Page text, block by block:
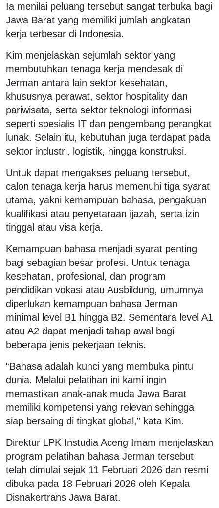
Ia menilai peluang tersebut sangat terbuka bagi
Jawa Barat yang memiliki jumlah angkatan
kerja terbesar di Indonesia.
Kim menjelaskan sejumlah sektor yang
membutuhkan tenaga kerja mendesak di
Jerman antara lain sektor kesehatan,
khususnya perawat, sektor hospitality dan
pariwisata, serta sektor teknologi informasi
seperti spesialis IT dan pengembang perangkat
lunak. Selain itu, kebutuhan juga terdapat pada
sektor industri, logistik, hingga konstruksi.
Untuk dapat mengakses peluang tersebut,
calon tenaga kerja harus memenuhi tiga syarat
utama, yakni kemampuan bahasa, pengakuan
kualifikasi atau penyetaraan ijazah, serta izin
tinggal atau visa kerja.
Kemampuan bahasa menjadi syarat penting
bagi sebagian besar profesi. Untuk tenaga
kesehatan, profesional, dan program
pendidikan vokasi atau Ausbildung, umumnya
diperlukan kemampuan bahasa Jerman
minimal level B1 hingga B2. Sementara level A1
atau A2 dapat menjadi tahap awal bagi
beberapa jenis pekerjaan teknis.
“Bahasa adalah kunci yang membuka pintu
dunia. Melalui pelatihan ini kami ingin
memastikan anak-anak muda Jawa Barat
memiliki kompetensi yang relevan sehingga
siap bersaing di tingkat global,” kata Kim.
Direktur LPK Instudia Aceng Imam menjelaskan
program pelatihan bahasa Jerman tersebut
telah dimulai sejak 11 Februari 2026 dan resmi
dibuka pada 18 Februari 2026 oleh Kepala
Disnakertrans Jawa Barat.